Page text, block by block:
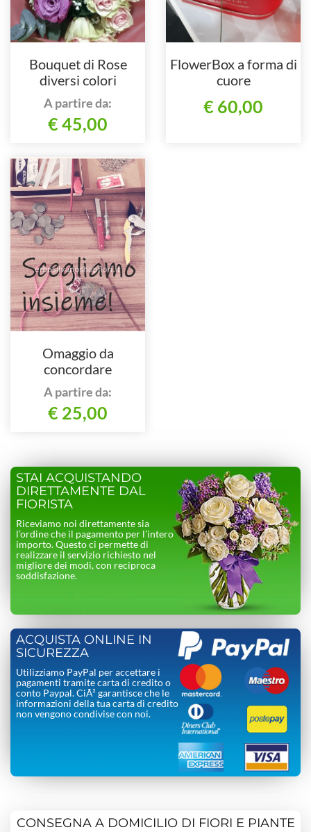
Bouquet di Rose
diversi colori
A partire da:
€ 45,00
FlowerBox a forma di
cuore
€ 60,00
Omaggio da
concordare
telefonando al nostro
numero
A partire da:
€ 25,00
STAI ACQUISTANDO
DIRETTAMENTE DAL
FIORISTA
Riceviamo noi direttamente sia
l’ordine che il pagamento per l’intero
importo. Questo ci permette di
realizzare il servizio richiesto nel
migliore dei modi, con reciproca
soddisfazione.
ACQUISTA ONLINE IN
SICUREZZA
Utilizziamo PayPal per accettare i
pagamenti tramite carta di credito o
conto Paypal. CiÃ² garantisce che le
informazioni della tua carta di credito
non vengono condivise con noi.
CONSEGNA A DOMICILIO DI FIORI E PIANTE